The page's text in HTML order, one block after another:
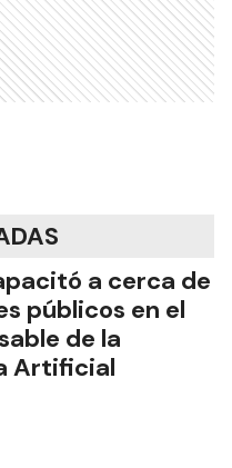
a cerca de
públicos en el
de la
Artificial